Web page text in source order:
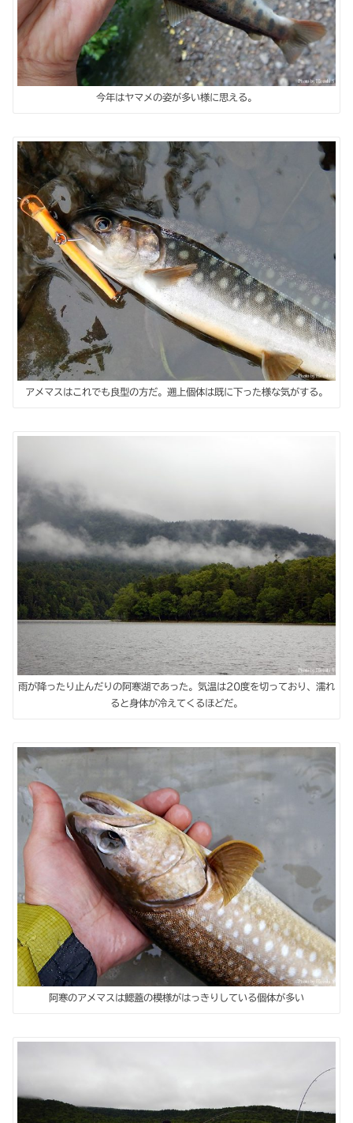
今年はヤマメの姿が多い様に思える。
アメマスはこれでも良型の方だ。遡上個体は既に下った様な気がする。
雨が降ったり止んだりの阿寒湖であった。気温は20度を切っており、濡れ
ると身体が冷えてくるほどだ。
阿寒のアメマスは鰓蓋の模様がはっきりしている個体が多い